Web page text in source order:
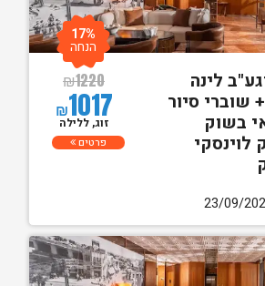
לינה
שוברי סיור
בשוק
לוינסקי
₪1220
₪1017
17%
הנחה
זוג, ללילה
פרטים